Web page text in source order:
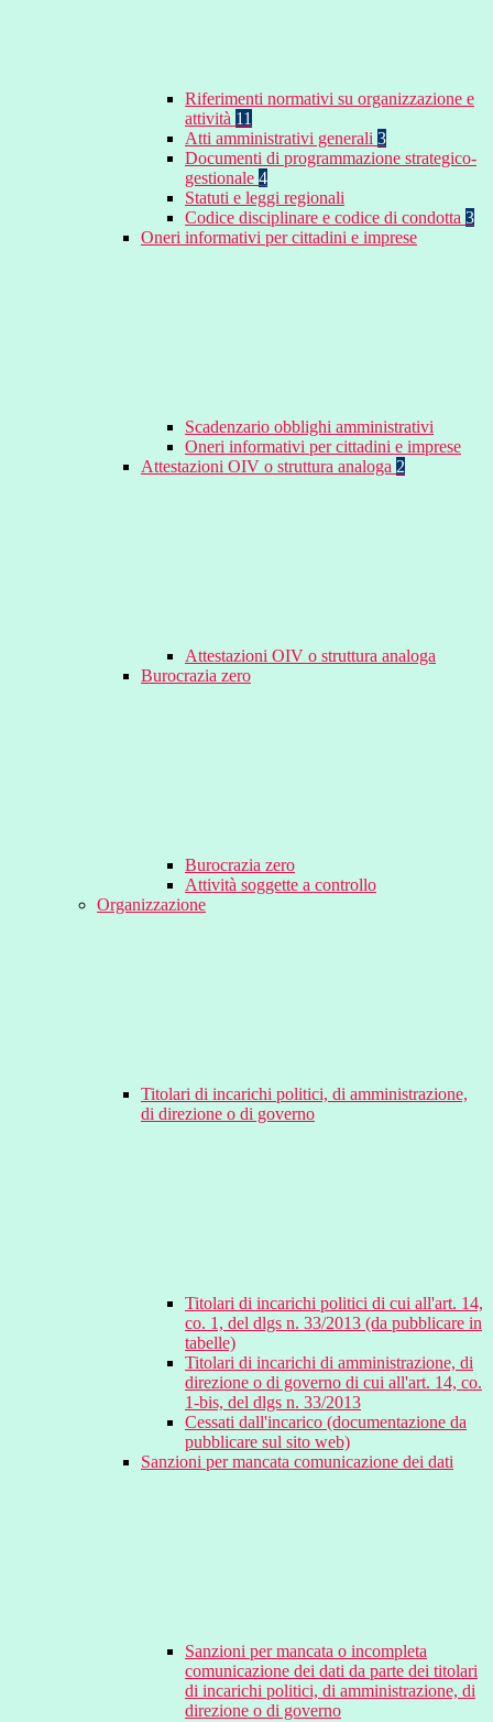
Riferimenti normativi su organizzazione e
attività 11
Atti amministrativi generali 3
Documenti di programmazione strategico-
gestionale 4
Statuti e leggi regionali
Codice disciplinare e codice di condotta 3
Oneri informativi per cittadini e imprese
Scadenzario obblighi amministrativi
Oneri informativi per cittadini e imprese
Attestazioni OIV o struttura analoga 2
Attestazioni OIV o struttura analoga
Burocrazia zero
Burocrazia zero
Attività soggette a controllo
Organizzazione
Titolari di incarichi politici, di amministrazione,
di direzione o di governo
Titolari di incarichi politici di cui all'art. 14,
co. 1, del dlgs n. 33/2013 (da pubblicare in
tabelle)
Titolari di incarichi di amministrazione, di
direzione o di governo di cui all'art. 14, co.
1-bis, del dlgs n. 33/2013
Cessati dall'incarico (documentazione da
pubblicare sul sito web)
Sanzioni per mancata comunicazione dei dati
Sanzioni per mancata o incompleta
comunicazione dei dati da parte dei titolari
di incarichi politici, di amministrazione, di
direzione o di governo